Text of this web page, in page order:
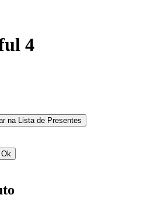
4
na Lista de Presentes
Ok